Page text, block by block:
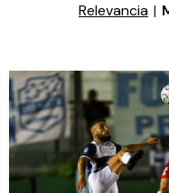
Relevancia |